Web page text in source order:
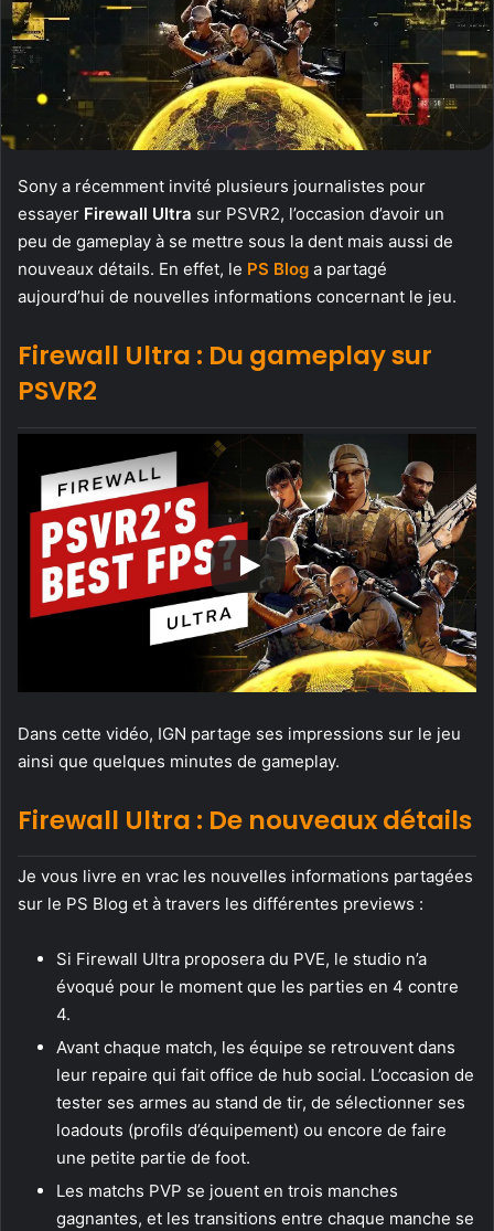
Sony a récemment invité plusieurs journalistes pour
essayer Firewall Ultra sur PSVR2, l’occasion d’avoir un
peu de gameplay à se mettre sous la dent mais aussi de
nouveaux détails. En effet, le PS Blog a partagé
aujourd’hui de nouvelles informations concernant le jeu.
Firewall Ultra : Du gameplay sur
PSVR2
Dans cette vidéo, IGN partage ses impressions sur le jeu
ainsi que quelques minutes de gameplay.
Firewall Ultra : De nouveaux détails
Je vous livre en vrac les nouvelles informations partagées
sur le PS Blog et à travers les différentes previews :
Si Firewall Ultra proposera du PVE, le studio n’a
évoqué pour le moment que les parties en 4 contre
4.
Avant chaque match, les équipe se retrouvent dans
leur repaire qui fait office de hub social. L’occasion de
tester ses armes au stand de tir, de sélectionner ses
loadouts (profils d’équipement) ou encore de faire
une petite partie de foot.
Les matchs PVP se jouent en trois manches
gagnantes, et les transitions entre chaque manche se